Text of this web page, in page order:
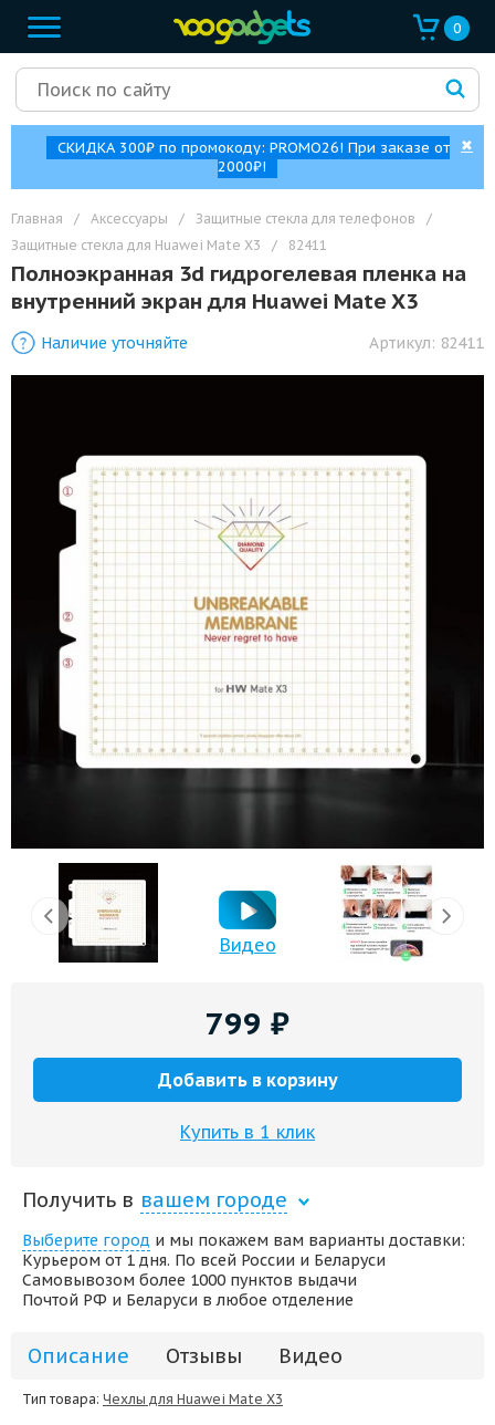
0
СКИДКА 300₽ по промокоду: PROMO26! При заказе от
2000₽!
✖
Главная / Аксессуары / Защитные стекла для телефонов
/
Защитные стекла для Huawei Mate X3
/ 82411
Полноэкранная 3d гидрогелевая пленка на
внутренний экран для Huawei Mate X3
Видео
Наличие уточняйте Артикул: 82411
799 ₽
Добавить в корзину
Купить в 1 клик
Получить в вашем городе
Выберите город и мы покажем вам варианты доставки:
Курьером от 1 дня. По всей России и Беларуси
Самовывозом более 1000 пунктов выдачи
Почтой РФ и Беларуси в любое отделение
Описание Отзывы Видео
Тип товара: Чехлы для Huawei Mate X3